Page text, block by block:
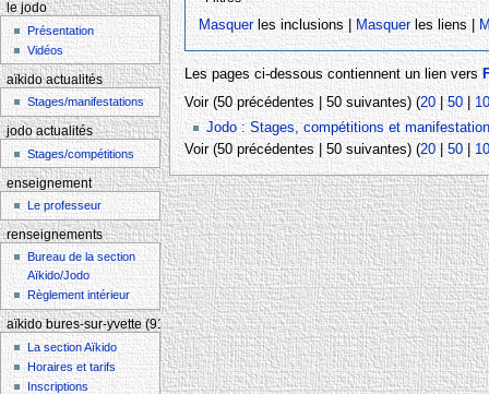
Masquerles inclusions | Masquerles liens |
Les pages ci-dessous contiennent un lien vers
Voir (50 précédentes | 50 suivantes) (20|50|
Jodo : Stages, compétitions et
Voir (50 précédentes | 50 suivantes) (20| 50|
le jodo
Présentation
Vidéos
aïkido actualités
Stages/manifestations
jodo actualités
Stages/compétitions
enseignement
Le professeur
renseignements
Bureau de la section
Aïkido/Jodo
Règlement intérieur
aïkido bures-sur-yvette (91)
La section Aïkido
Horaires et tarifs
Inscriptions